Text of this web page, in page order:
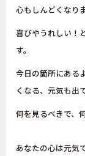
心もしんどくなり
喜びやうれしい！
す。
今日の箇所にある
くなる、元気も出
何を見るべきで、
あなたの心は元気